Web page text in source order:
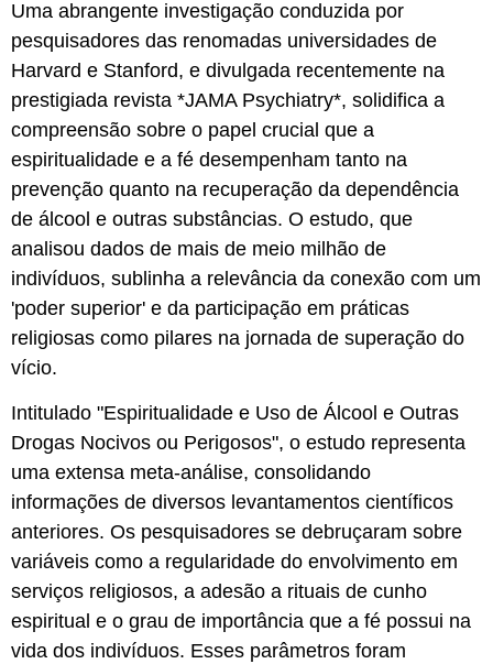
Uma abrangente investigação conduzida por
pesquisadores das renomadas universidades de
Harvard e Stanford, e divulgada recentemente na
prestigiada revista *JAMA Psychiatry*, solidifica a
compreensão sobre o papel crucial que a
espiritualidade e a fé desempenham tanto na
prevenção quanto na recuperação da dependência
de álcool e outras substâncias. O estudo, que
analisou dados de mais de meio milhão de
indivíduos, sublinha a relevância da conexão com um
'poder superior' e da participação em práticas
religiosas como pilares na jornada de superação do
vício.
Intitulado "Espiritualidade e Uso de Álcool e Outras
Drogas Nocivos ou Perigosos", o estudo representa
uma extensa meta-análise, consolidando
informações de diversos levantamentos científicos
anteriores. Os pesquisadores se debruçaram sobre
variáveis como a regularidade do envolvimento em
serviços religiosos, a adesão a rituais de cunho
espiritual e o grau de importância que a fé possui na
vida dos indivíduos. Esses parâmetros foram